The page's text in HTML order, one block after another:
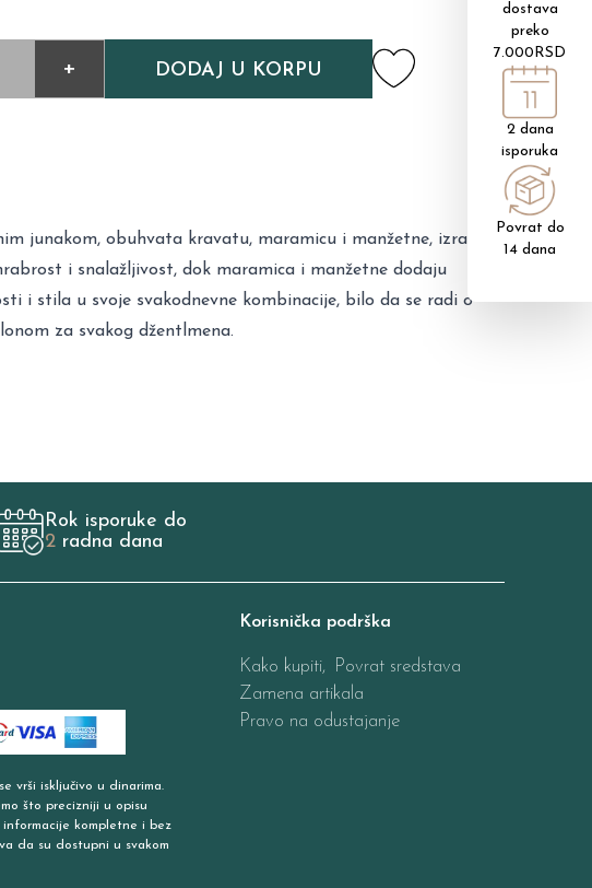
+ DODAJ U KORPU
junakom, obuhvata kravatu, maramicu i manžetne, izrađene od
i snalažljivost, dok maramica i manžetne dodaju
i stila u svoje svakodnevne kombinacije, bilo da se radi o
za svakog džentlmena.
dostava
preko
7.000RSD
2 dana
isporuka
Povrat do
14 dana
Rok isporuke do
2 radna dana
vrši isključivo u dinarima.
što precizniji u opisu
kompletne i bez
da su dostupni u svakom
Korisnička podrška
Kako kupiti, Povrat sredstava
Zamena artikala
Pravo na odustajanje